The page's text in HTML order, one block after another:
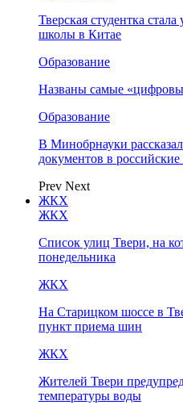
Тверская студентка
школы в Китае
Образование
Названы самые
Образование
В Минобрнауки
документов в российские
Prev Next
ЖКХ
ЖКХ
Список улиц Твери, на
понедельника
ЖКХ
На Старицком шоссе в
пункт приема шин
ЖКХ
Жителей Твери
температуры воды